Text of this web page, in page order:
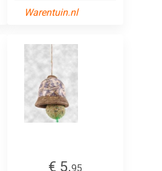
Warentuin.nl
€ 5.95